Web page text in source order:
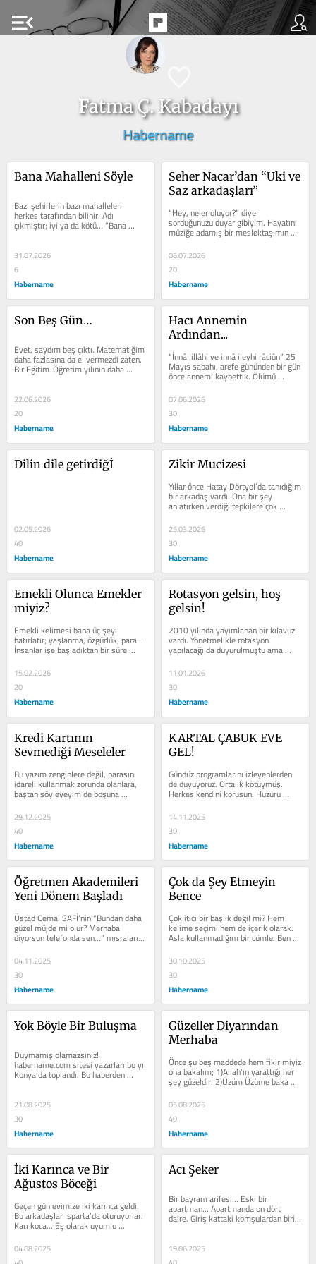
menu_open
Fatma Ç. Kabadayı
Habername
Bana Mahalleni Söyle
Bazı şehirlerin bazı mahalleleri
herkes tarafından bilinir. Adı
çıkmıştır; iyi ya da kötü… “Bana
mahalleni söyle sana nasıl bir...
31.07.2026
6
Habername
Seher Nacar’dan “Uki ve
Saz arkadaşları”
“Hey, neler oluyor?” diye
sorduğunuzu duyar gibiyim. Hayatını
müziğe adamış bir meslektaşımın
eseri ile geldim. Bu sefer, Seher...
06.07.2026
20
Habername
Son Beş Gün…
Evet, saydım beş çıktı. Matematiğim
daha fazlasına da el vermezdi zaten.
Bir Eğitim-Öğretim yılının daha
sonuna geldik. Daha dün gibi...
22.06.2026
20
Habername
Hacı Annemin
Ardından...
“İnnâ lillâhi ve innâ ileyhi râciûn” 25
Mayıs sabahı, arefe gününden bir gün
önce annemi kaybettik. Ölümü
düşünmediğimiz, her...
07.06.2026
30
Habername
Dilin dile getirdiğİ
02.05.2026
40
Habername
Zikir Mucizesi
Yıllar önce Hatay Dörtyol’da tanıdığım
bir arkadaş vardı. Ona bir şey
anlatırken verdiği tepkilere çok
şaşırır ve imrenirdim. Halen...
25.03.2026
30
Habername
Emekli Olunca Emekler
miyiz?
Emekli kelimesi bana üç şeyi
hatırlatır; yaşlanma, özgürlük, para…
İnsanlar işe başladıktan bir süre
sonra emekli olacağı günlerin...
15.02.2026
20
Habername
Rotasyon gelsin, hoş
gelsin!
2010 yılında yayımlanan bir kılavuz
vardı. Yönetmelikle rotasyon
yapılacağı da duyurulmuştu ama
yazık ki sendika baskısıyla...
11.01.2026
30
Habername
Kredi Kartının
Sevmediği Meseleler
Bu yazım zenginlere değil, parasını
idareli kullanmak zorunda olanlara,
baştan söyleyeyim de boşuna
“çeneni yormuşsun” atasözümüze...
29.12.2025
40
Habername
KARTAL ÇABUK EVE
GEL!
Gündüz programlarını izleyenlerden
de duyuyoruz. Ortalık kötüymüş.
Herkes kendini korusun. Huzuru
kişiler...
14.11.2025
30
Habername
Öğretmen Akademileri
Yeni Dönem Başladı
Üstad Cemal SAFİ’nin “Bundan daha
güzel müjde mi olur? Merhaba
diyorsun telefonda sen…” mısralarını
“Başladı diyorsun telefonda...
04.11.2025
30
Habername
Çok da Şey Etmeyin
Bence
Çok itici bir başlık değil mi? Hem
kelime seçimi hem de içerik olarak.
Asla kullanmadığım bir cümle. Ben
hiç sevmedim. Bu cümleyi benim...
30.10.2025
30
Habername
Yok Böyle Bir Buluşma
Duymamış olamazsınız!
habername.com sitesi yazarları bu yıl
Konya’da toplandı. Bu haberden
mutlaka haberiniz vardır ama ben
21.08.2025
30
Habername
Güzeller Diyarından
Merhaba
Önce şu beş maddede hem fikir miyiz
ona bakalım; 1)Allah’ın yarattığı her
şey güzeldir. 2)Üzüm Üzüme baka
baka kararır. 3) Hiçbir...
05.08.2025
40
Habername
İki Karınca ve Bir
Ağustos Böceği
Geçen gün evimize iki karınca geldi.
Bu arkadaşlar Isparta’da oturuyorlar.
Karı koca… Eş olarak uyumlu
olmalarına hayran kaldığımı...
04.08.2025
Acı Şeker
Bir bayram arifesi… Eski bir
apartman… Apartmanda on dört
daire. Giriş kattaki komşulardan biri
çocuklara bayramda vermek için
19.06.2025